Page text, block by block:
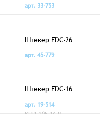
арт. 33-753
Штекер FDC-26
арт. 45-779
Штекер FDC-16
арт. 19-514
KLS1-205-16-B